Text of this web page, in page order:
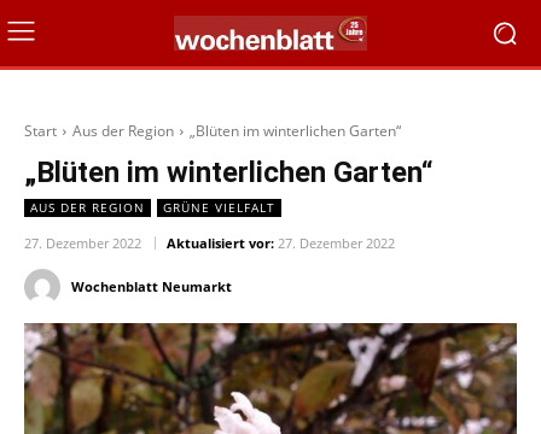
Start Aus der Region „Blüten im winterlichen Garten“
„Blüten im winterlichen Garten“
AUS DER REGION GRÜNE VIELFALT
27. Dezember 2022 Aktualisiert vor: 27. Dezember 2022
Wochenblatt Neumarkt